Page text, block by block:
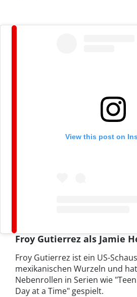
View this post on
Froy Gutierrez als Jamie
Froy Gutierrez ist ein US-
mexikanischen Wurzeln und
Nebenrollen in Serien wie
Day at a Time" gespielt.